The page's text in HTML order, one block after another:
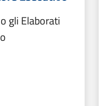
gli Elaborati